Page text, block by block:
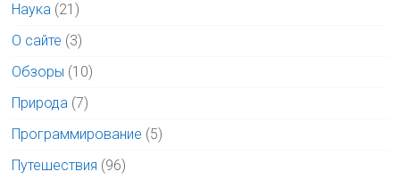
Наука (21)
О сайте (3)
Обзоры (10)
Природа (7)
Программирование (5)
Путешествия (96)